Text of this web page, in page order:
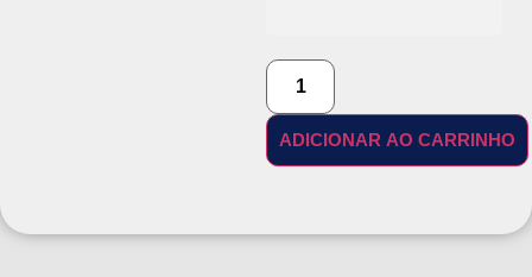
ADICIONAR AO CARRINHO